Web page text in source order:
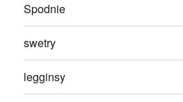
Spodnie
swetry
legginsy